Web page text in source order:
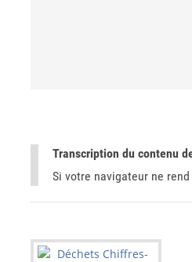
Transcription du contenu
Si votre navigateur ne